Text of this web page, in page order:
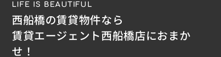
LIFE IS BEAUTIFUL
西船橋の賃貸物件なら
賃貸エージェント西船橋店におまか
せ！